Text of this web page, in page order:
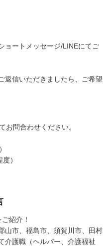
ョートメッセージ/LINEにてご
返信いただきましたら、ご希望
お問合わせください。
）
紹介！
山市、福島市、須賀川市、田村
介護職（ヘルパー、介護福祉